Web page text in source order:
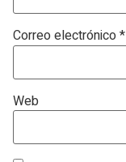
Correo electrónico*
Web